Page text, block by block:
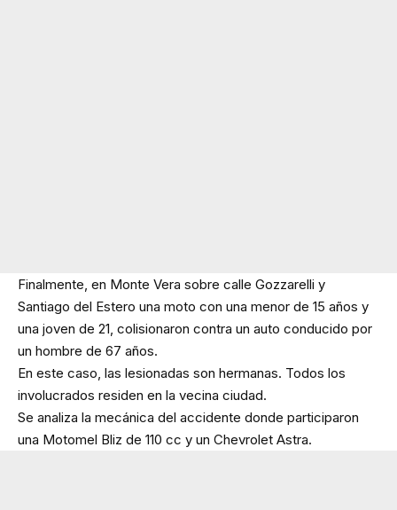
Finalmente, en Monte Vera sobre calle Gozzarelli y
Santiago del Estero una moto con una menor de 15 años y
una joven de 21, colisionaron contra un auto conducido por
un hombre de 67 años.
En este caso, las lesionadas son hermanas. Todos los
involucrados residen en la vecina ciudad.
Se analiza la mecánica del accidente donde participaron
una Motomel Bliz de 110 cc y un Chevrolet Astra.